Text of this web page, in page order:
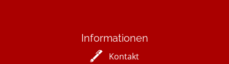
Informationen
Kontakt